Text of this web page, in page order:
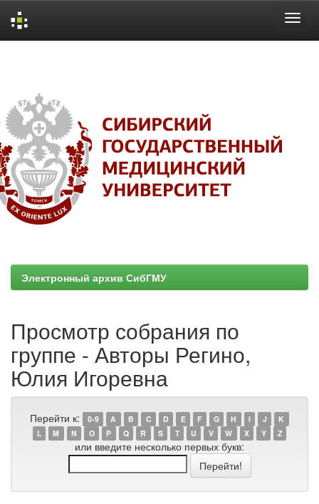
Электронный архив СибГМУ
Просмотр собрания по
группе - Авторы Регино,
Юлия Игоревна
Перейти к: 0-9 A B C D E F G H I J
K
L
M N O P Q R S T U V W X Y Z
или введите несколько первых букв: